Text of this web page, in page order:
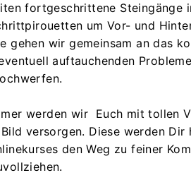
fortgeschrittene Steingänge
um Vor- und
gehen wir gemeinsam an das
auftauchenden
werden wir Euch mit tollen
versorgen. Diese werden Dir
den Weg zu feiner